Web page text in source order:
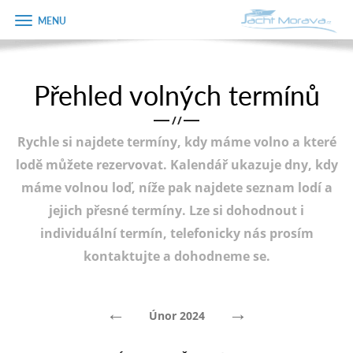
Úvodní strana
Plán plavby
Tipy na výlet
Fotogalerie
Zobrazit
menu
Přehled volných termínů
/ /
Rychle si najdete termíny, kdy máme volno a které
lodě můžete rezervovat. Kalendář ukazuje dny, kdy
máme volnou loď, níže pak najdete seznam lodí a
jejich přesné termíny. Lze si dohodnout i
individuální termín, telefonicky nás prosím
kontaktujte a dohodneme se.
← Únor 2024 →
Objednávka
dárkového
Jméno
Telefon
E-mail